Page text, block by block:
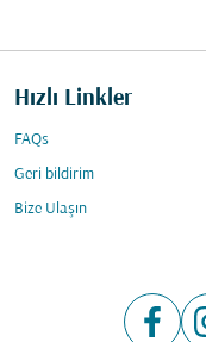
Hızlı Linkler
FAQs
Geri bildirim
Bize Ulaşın